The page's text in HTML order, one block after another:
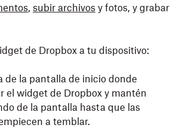
, subir archivos y fotos, y grabar
de Dropbox a tu dispositivo:
de la pantalla de inicio donde
el widget de Dropbox y mantén
de la pantalla hasta que las
a temblar.